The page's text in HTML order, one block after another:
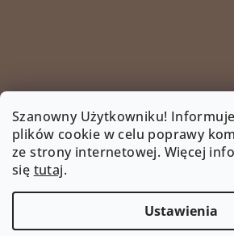
Szanowny Użytkowniku!
plików cookie w celu poprawy
ze strony internetowej. Więcej
się tutaj.
Ustawienia
INSTAGRAM